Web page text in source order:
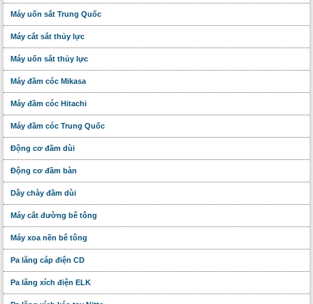
Máy uốn sắt Trung Quốc
Máy cắt sắt thủy lực
Máy uốn sắt thủy lực
Máy đầm cóc Mikasa
Máy đầm cóc Hitachi
Máy đầm cóc Trung Quốc
Động cơ đầm dùi
Động cơ đầm bàn
Dây chày đầm dùi
Máy cắt đường bê tông
Máy xoa nền bê tông
Pa lăng cáp điện CD
Pa lăng xích điện ELK